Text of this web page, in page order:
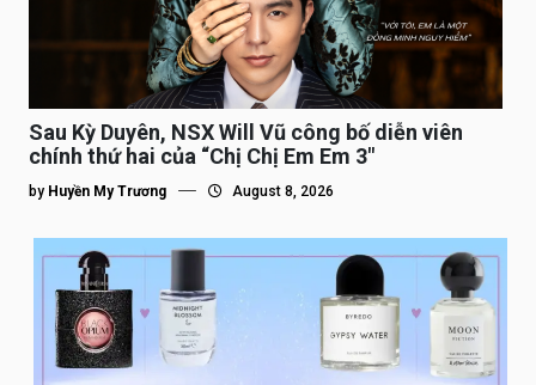
Sau Kỳ Duyên, NSX Will Vũ công bố diễn viên
chính thứ hai của “Chị Chị Em Em 3″
by Huyền My Trương August 8, 2026